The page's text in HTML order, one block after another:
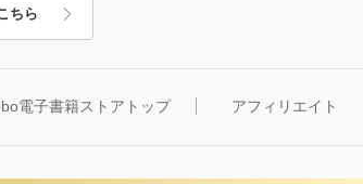
ちら
電子書籍ストアトップ アフィリエイト